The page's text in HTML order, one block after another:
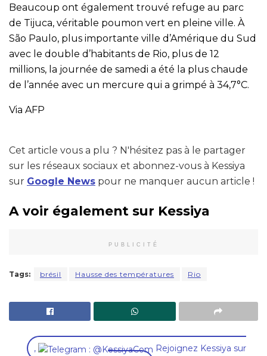
Beaucoup ont également trouvé refuge au parc
de Tijuca, véritable poumon vert en pleine ville. À
São Paulo, plus importante ville d’Amérique du Sud
avec le double d’habitants de Rio, plus de 12
millions, la journée de samedi a été la plus chaude
de l’année avec un mercure qui a grimpé à 34,7°C.
Via AFP
Cet article vous a plu ? N'hésitez pas à le partager
sur les réseaux sociaux et abonnez-vous à Kessiya
sur Google News pour ne manquer aucun article !
A voir également sur Kessiya
PUBLICITÉ
Tags: brésil Hausse des températures Rio
,
Rejoignez Kessiya sur